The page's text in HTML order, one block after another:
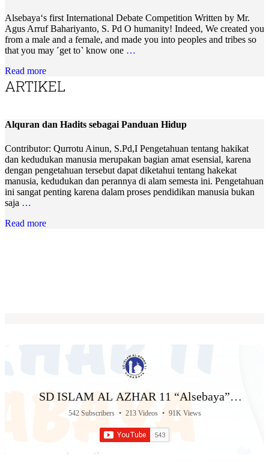
Alsebaya‘s first International Debate Competition Written by Mr.
Agus Arruf Bahariyanto, S. Pd O humanity! Indeed, We created you
from a male and a female, and made you into peoples and tribes so
that you may ˹get to˺ know one …
Read more
ARTIKEL
Alquran dan Hadits sebagai Panduan Hidup
Contributor: Qurrotu Ainun, S.Pd,I Pengetahuan tentang hakikat
dan kedudukan manusia merupakan bagian amat esensial, karena
dengan pengetahuan tersebut dapat diketahui tentang hakekat
manusia, kedudukan dan perannya di alam semesta ini. Pengetahuan
ini sangat penting karena dalam proses pendidikan manusia bukan
saja …
Read more
SD ISLAM AL AZHAR 11 “Alsebaya”
Surabaya
542 Subscribers • 213 Videos • 91K Views